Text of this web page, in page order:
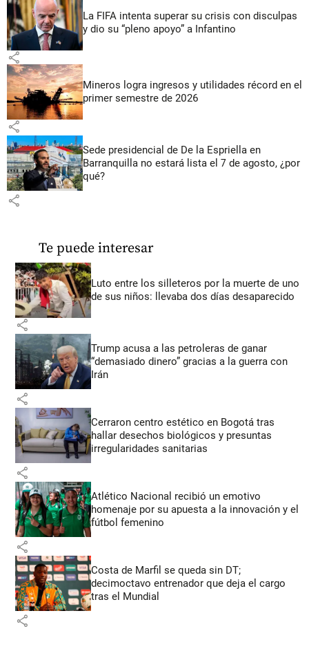
La FIFA intenta superar su crisis con disculpas
y dio su “pleno apoyo” a Infantino
share
Mineros logra ingresos y utilidades récord en el
primer semestre de 2026
share
Sede presidencial de De la Espriella en
Barranquilla no estará lista el 7 de agosto, ¿por
qué?
share
Te puede interesar
Luto entre los silleteros por la muerte de uno
de sus niños: llevaba dos días desaparecido
share
Trump acusa a las petroleras de ganar
“demasiado dinero” gracias a la guerra con
Irán
share
Cerraron centro estético en Bogotá tras
hallar desechos biológicos y presuntas
irregularidades sanitarias
share
Atlético Nacional recibió un emotivo
homenaje por su apuesta a la innovación y el
fútbol femenino
share
Costa de Marfil se queda sin DT;
decimoctavo entrenador que deja el cargo
tras el Mundial
share